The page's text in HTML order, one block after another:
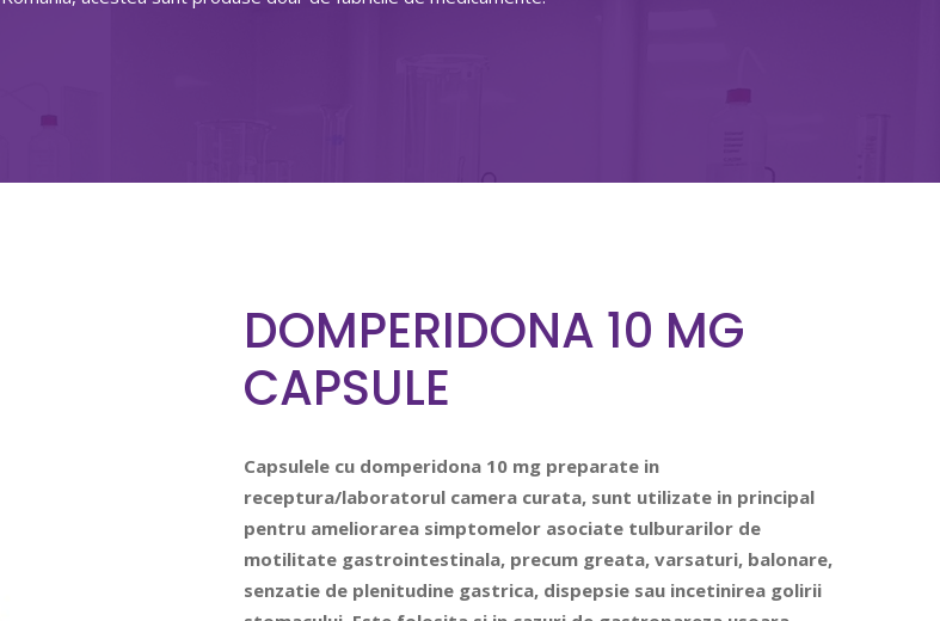
DOMPERIDONA 10 MG
CAPSULE
Capsulele cu domperidona 10 mg preparate in
receptura/laboratorul camera curata, sunt utilizate in principal
pentru ameliorarea simptomelor asociate tulburarilor de
motilitate gastrointestinala, precum greata, varsaturi, balonare,
senzatie de plenitudine gastrica, dispepsie sau incetinirea golirii